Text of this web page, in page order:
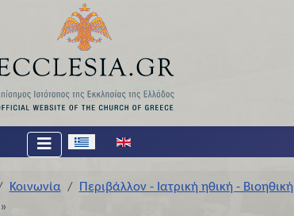
Επιλέξτε τη γλώσσα σας
Κοινωνία
Περιβάλλον - Ιατρική ηθική - Βιοηθική